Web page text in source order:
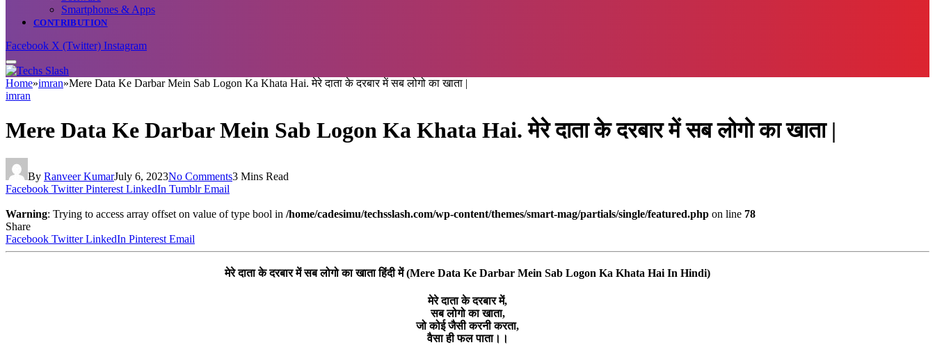
Smartphones & Apps
CONTRIBUTION
Facebook X (Twitter) Instagram
Home»imran»Mere Data Ke Darbar Mein Sab Logon Ka Khata Hai. मेरे दाता के दरबार में सब लोगो का खाता |
imran
Mere Data Ke Darbar Mein Sab Logon Ka Khata Hai. मेरे दाता के दरबार में सब लोगो का खाता |
By Ranveer KumarJuly 6, 2023No Comments3 Mins Read
Facebook Twitter Pinterest LinkedIn Tumblr Email
Warning: Trying to access array offset on value of type bool in /home/cadesimu/techsslash.com/wp-content/themes/smart-mag/partials/single/featured.php on line 78
Share
Facebook Twitter LinkedIn Pinterest Email
मेरे दाता के दरबार में सब लोगो का खाता हिंदी में (Mere Data Ke Darbar Mein Sab Logon Ka Khata Hai In Hindi)
मेरे दाता के दरबार में,
सब लोगो का खाता,
जो कोई जैसी करनी करता,
वैसा ही फल पाता।।